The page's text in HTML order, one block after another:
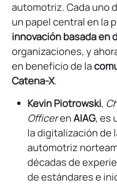
automotriz. Cada uno
un papel central en la
innovación basada en
organizaciones, y
en beneficio de la
Catena-X.
Kevin Piotrowski,
OfficerenAIAG, es
la digitalización de
automotriz
décadas de
de estándares e